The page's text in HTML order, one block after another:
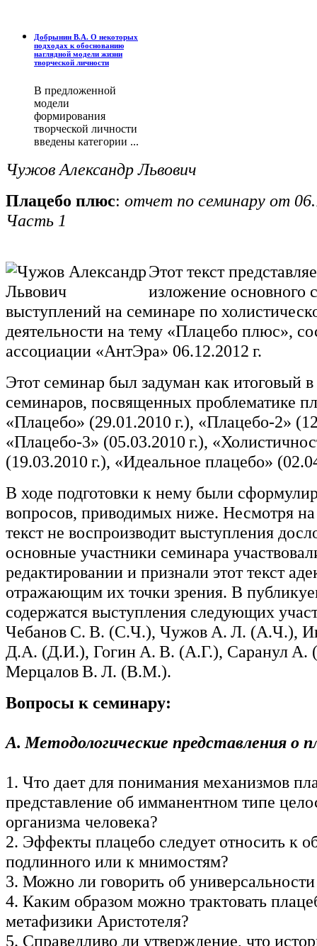
Добрынин В.А. О некоторых
подходах к обоснованию
наглядной модели жизни
творческой личности
В предложенной
модели
формирования
творческой личности
введены категории ...
Чужов Александр Львович
Плацебо плюс: отчет по семинару от
Часть 1
Этот текст
изложение основного
выступлений на семинаре по
деятельности на тему «Плацебо плюс»,
ассоциации «АнтЭра» 06.12.2012 г.
Этот семинар был задуман как итоговый
семинаров, посвященных проблематике
«Плацебо» (29.01.2010 г.), «Плацебо-2»
«Плацебо-3» (05.03.2010 г.),
(19.03.2010 г.), «Идеальное плацебо»
В ходе подготовки к нему были
вопросов, приводимых ниже. Несмотря
текст не воспроизводит выступления
основные участники семинара
редактировании и признали этот текст
отражающим их точки зрения. В
содержатся выступления следующих
Чебанов С. В. (С.Ч.), Чужов А. Л. (А.Ч.),
Д.А. (Д.И.), Гогин А. В. (А.Г.), Саранул А.
Мерцалов В. Л. (В.М.).
Вопросы к семинару:
А. Методологические представления о
1. Что дает для понимания механизмов
представление об имманентном типе
организма человека?
2. Эффекты плацебо следует относить к
подлинного или к мнимостям?
3. Можно ли говорить об
4. Каким образом можно трактовать
метафизики Аристотеля?
5. Справедливо ли утверждение, что